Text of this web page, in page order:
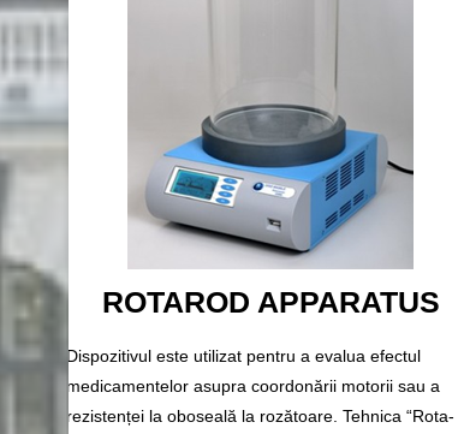
ROTAROD APPARATUS
Dispozitivul este utilizat pentru a evalua efectul
medicamentelor asupra coordonării motorii sau a
rezistenței la oboseală la rozătoare. Tehnica “Rota-